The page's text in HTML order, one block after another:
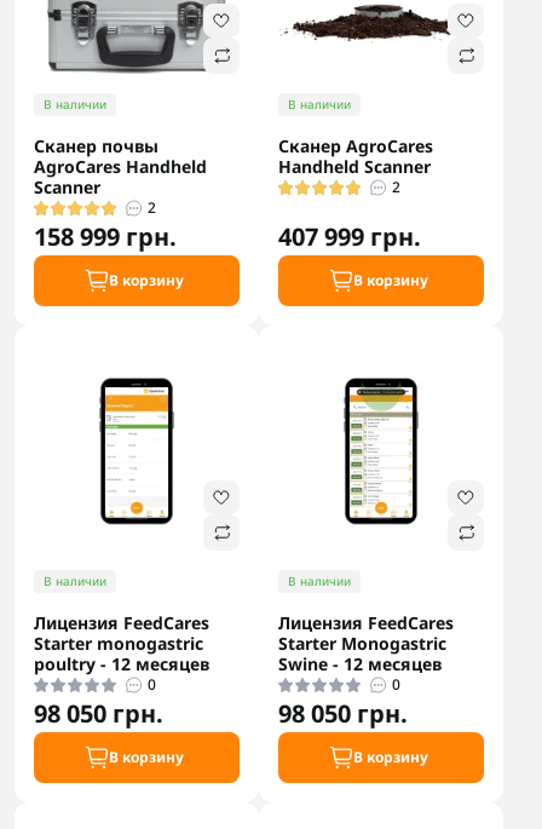
В наличии
Сканер почвы
AgroCares Handheld
Scanner
2
158 999 грн.
В корзину
В наличии
Сканер AgroCares
Handheld Scanner
2
407 999 грн.
В корзину
В наличии
Лицензия FeedCares
Starter monogastric
poultry - 12 месяцев
0
98 050 грн.
В корзину
В наличии
Лицензия FeedCares
Starter Monogastric
Swine - 12 месяцев
0
98 050 грн.
В корзину